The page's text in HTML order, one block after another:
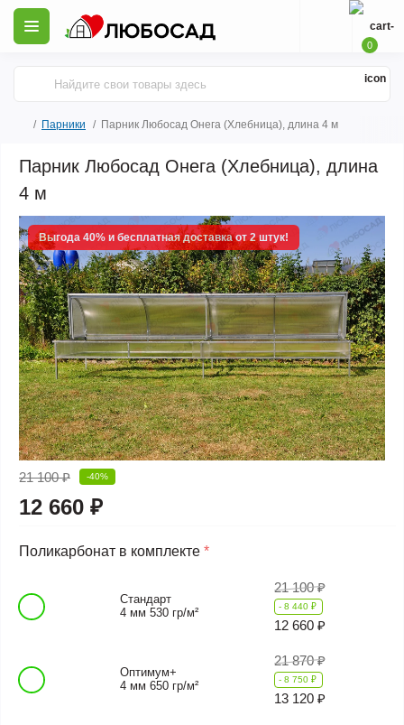
0
Парники Парник Любосад Онега (Хлебница), длина 4 м
Парник Любосад Онега (Хлебница), длина
4 м
Выгода 40% и бесплатная доставка от 2 штук!
21 100 ₽ -40%
12 660 ₽
Поликарбонат в комплекте *
Стандарт
4 мм 530 гр/м²
21 100 ₽
- 8 440 ₽
12 660 ₽
Оптимум+
4 мм 650 гр/м²
21 870 ₽
- 8 750 ₽
13 120 ₽